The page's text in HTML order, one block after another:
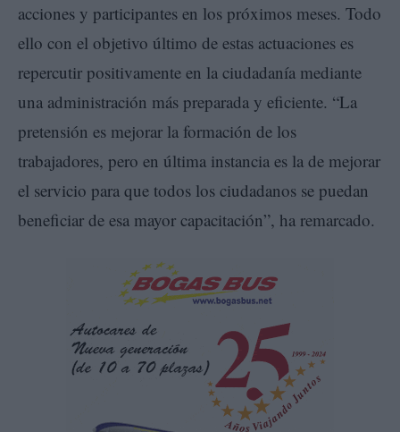
acciones y participantes en los próximos meses. Todo
ello con el objetivo último de estas actuaciones es
repercutir positivamente en la ciudadanía mediante
una administración más preparada y eficiente. “La
pretensión es mejorar la formación de los
trabajadores, pero en última instancia es la de mejorar
el servicio para que todos los ciudadanos se puedan
beneficiar de esa mayor capacitación”, ha remarcado.